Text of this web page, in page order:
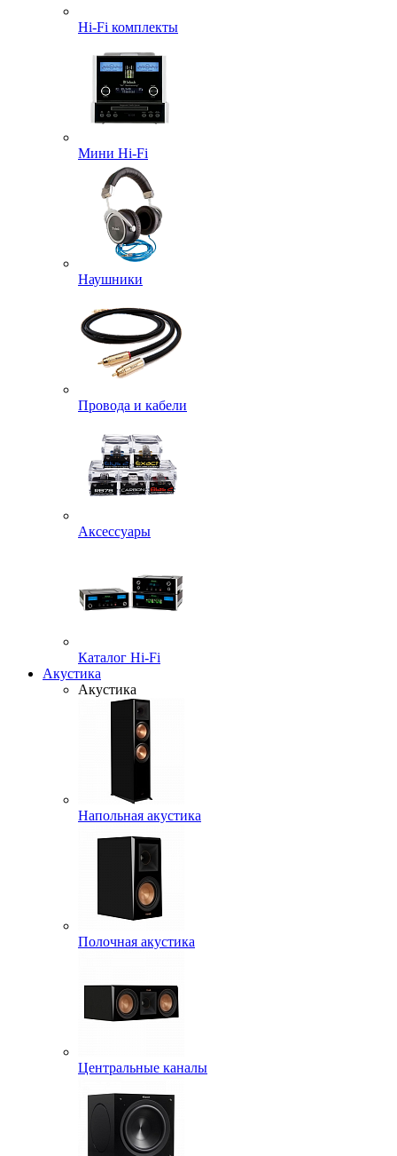
Hi-Fi комплекты
Мини Hi-Fi
Наушники
Провода и кабели
Аксессуары
Каталог Hi-Fi
Акустика
Акустика
Напольная акустика
Полочная акустика
Центральные каналы